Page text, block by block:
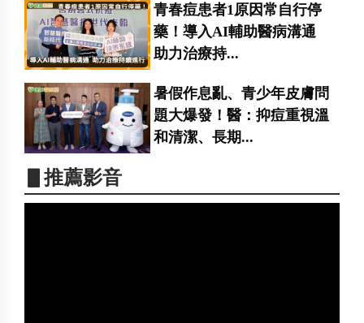
青春痘患者1原因常自行停
藥！導入AI輔助醫病溝通
助力治療持...
暑假作息亂、青少年皮膚問
題大爆發！醫：抑痘重視溫
和清潔、長期...
▋推薦影音